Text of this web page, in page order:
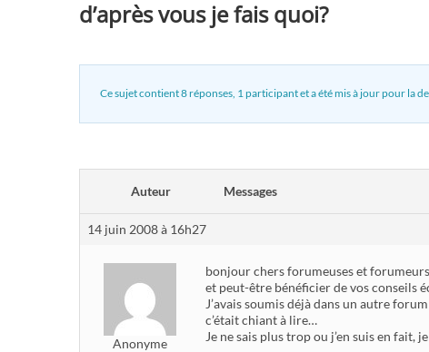
d’après vous je fais quoi?
Ce sujet contient 8 réponses, 1 participant et a été mis à jour pour la
Auteur Messages
14 juin 2008 à 16h27
Anonyme
bonjour chers forumeuses et
et peut-être bénéficier de vos conseils
J’avais soumis déjà dans un autre
c’était chiant à lire…
Je ne sais plus trop ou j’en suis en fait,